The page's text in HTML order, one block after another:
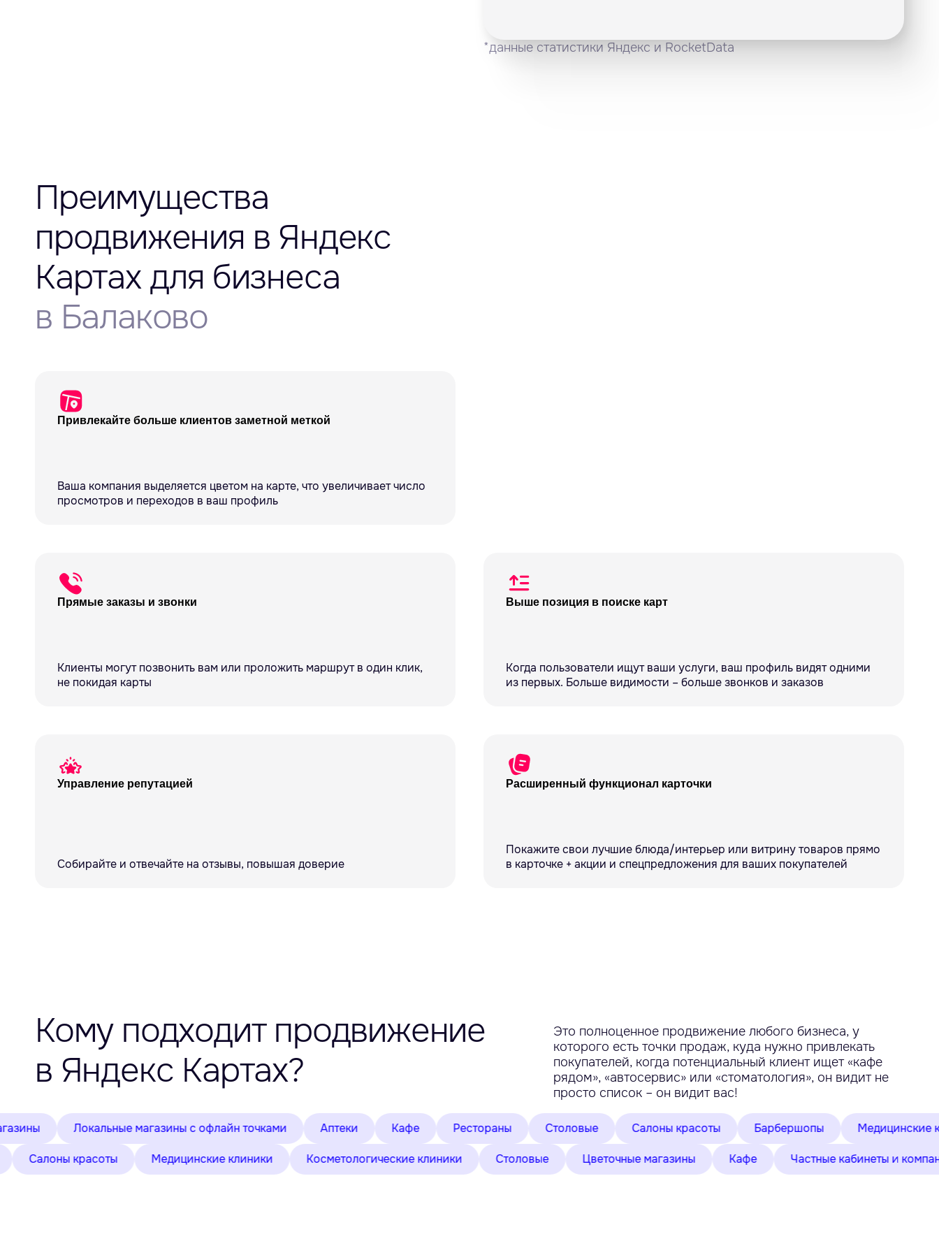
*данные статистики Яндекс и RocketData
Преимущества
продвижения в Яндекс
Картах для бизнеса
в Балаково
Привлекайте больше клиентов заметной меткой
Ваша компания выделяется цветом на карте, что увеличивает число
просмотров и переходов в ваш профиль
Выше позиция в поиске карт
Когда пользователи ищут ваши услуги, ваш профиль видят одними
из первых. Больше видимости – больше звонков и заказов
Прямые заказы и звонки
Клиенты могут позвонить вам или проложить маршрут в один клик,
не покидая карты
Управление репутацией
Собирайте и отвечайте на отзывы, повышая доверие
Расширенный функционал карточки
Покажите свои лучшие блюда/интерьер или витрину товаров прямо
в карточке + акции и спецпредложения для ваших покупателей
Кому подходит продвижение
в Яндекс Картах?
Это полноценное продвижение любого бизнеса, у
которого есть точки продаж, куда нужно привлекать
покупателей, когда потенциальный клиент ищет «кафе
рядом», «автосервис» или «стоматология», он видит не
просто список – он видит вас!
Локальные магазины с офлайн точками Аптеки Кафе Рестораны Столовые Салоны красоты Барбершопы Медицинские клиники
Салоны красоты Медицинские клиники Косметологические клиники Столовые Цветочные магазины Кафе Частные кабинеты